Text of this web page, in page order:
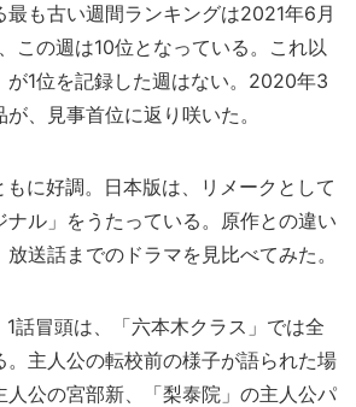
最も古い週間ランキングは2021年6月
この週は10位となっている。これ以
が1位を記録した週はない。2020年3
、見事首位に返り咲いた。
に好調。日本版は、リメークとして
ナル」をうたっている。原作との違い
送話までのドラマを見比べてみた。
話冒頭は、「六本木クラス」では全
。主人公の転校前の様子が語られた場
人公の宮部新、「梨泰院」の主人公パ